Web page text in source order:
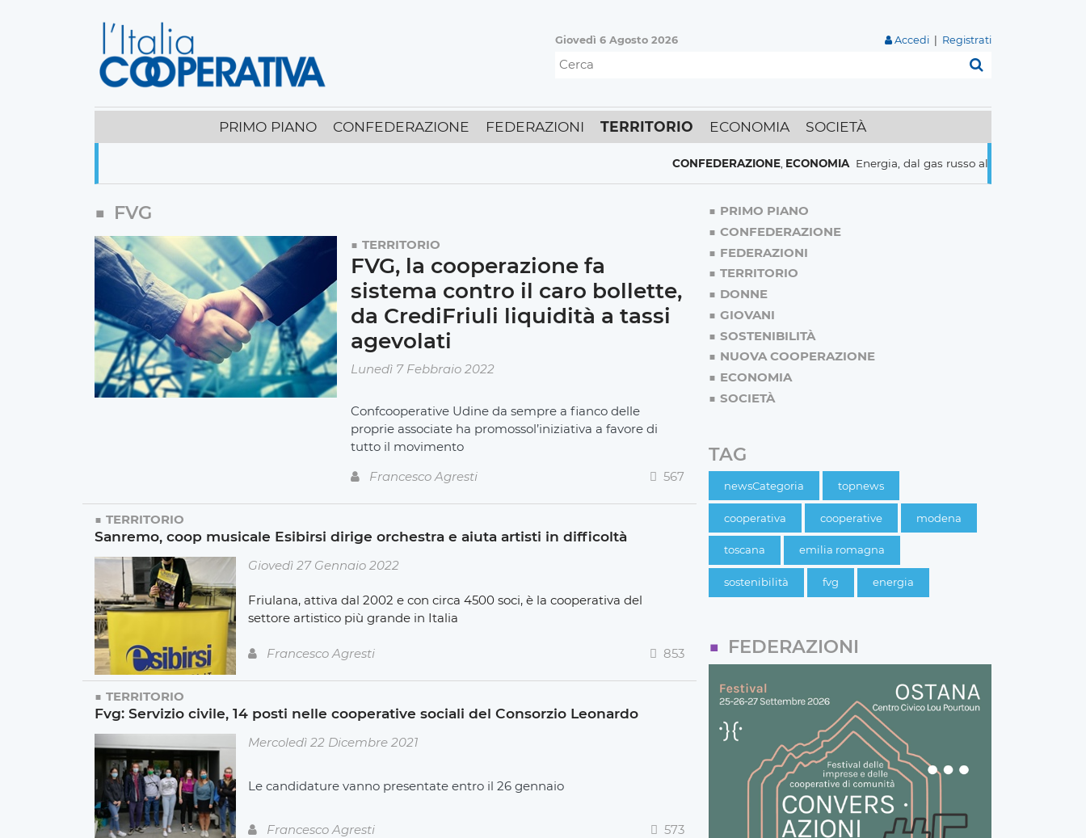
Giovedì 6 Agosto 2026 Accedi Registrati
PRIMO PIANO CONFEDERAZIONE FEDERAZIONI TERRITORIO ECONOMIA SOCIETÀ
CONFEDERAZIONE,ECONOMIA Energia, dal gas russo al nucleare italiani pronti a
FVG
TERRITORIO
FVG, la cooperazione fa
sistema contro il caro bollette,
da CrediFriuli liquidità a tassi
agevolati
Lunedì 7 Febbraio 2022
Confcooperative Udine da sempre a fianco delle
proprie associate ha promossol’iniziativa a favore di
tutto il movimento
Francesco Agresti
567
TERRITORIO
Sanremo, coop musicale Esibirsi dirige orchestra e aiuta artisti in difficoltà
Giovedì 27 Gennaio 2022
Friulana, attiva dal 2002 e con circa 4500 soci, è la cooperativa del
settore artistico più grande in Italia
Francesco Agresti 853
TERRITORIO
Fvg: Servizio civile, 14 posti nelle cooperative sociali del Consorzio Leonardo
Mercoledì 22 Dicembre 2021
Le candidature vanno presentate entro il 26 gennaio
Francesco Agresti 573
PRIMO PIANO
CONFEDERAZIONE
FEDERAZIONI
TERRITORIO
DONNE
GIOVANI
SOSTENIBILITÀ
NUOVA COOPERAZIONE
ECONOMIA
SOCIETÀ
TAG
newsCategoria topnews
cooperativa cooperative modena
toscana emilia romagna
sostenibilità fvg energia
FEDERAZIONI